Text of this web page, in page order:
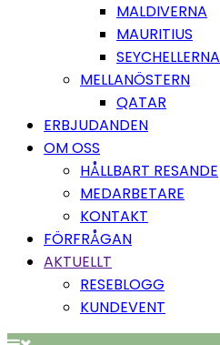
MALDIVERNA
MAURITIUS
SEYCHELLERNA
MELLANÖSTERN
QATAR
ERBJUDANDEN
OM OSS
HÅLLBART RESANDE
MEDARBETARE
KONTAKT
FÖRFRÅGAN
AKTUELLT
RESEBLOGG
KUNDEVENT